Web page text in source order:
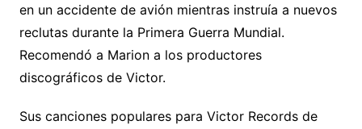
en un accidente de avión mientras instruía a nuevos
reclutas durante la Primera Guerra Mundial.
Recomendó a Marion a los productores
discográficos de Victor.
Sus canciones populares para Victor Records de